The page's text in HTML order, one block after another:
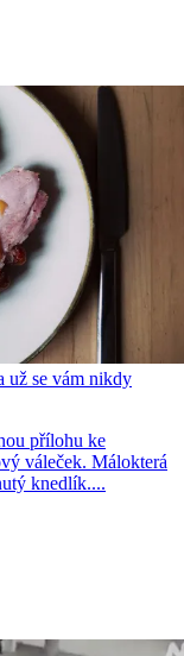
už se vám nikdy
přílohu ke
váleček. Málokterá
knedlík....